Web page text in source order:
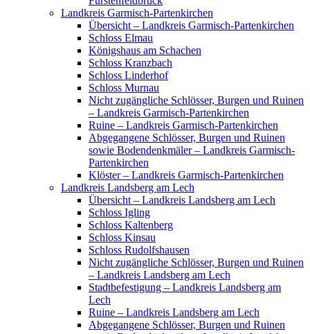
Landkreis Garmisch-Partenkirchen
Übersicht – Landkreis Garmisch-Partenkirchen
Schloss Elmau
Königshaus am Schachen
Schloss Kranzbach
Schloss Linderhof
Schloss Murnau
Nicht zugängliche Schlösser, Burgen und Ruinen
– Landkreis Garmisch-Partenkirchen
Ruine – Landkreis Garmisch-Partenkirchen
Abgegangene Schlösser, Burgen und Ruinen
sowie Bodendenkmäler – Landkreis Garmisch-
Partenkirchen
Klöster – Landkreis Garmisch-Partenkirchen
Landkreis Landsberg am Lech
Übersicht – Landkreis Landsberg am Lech
Schloss Igling
Schloss Kaltenberg
Schloss Kinsau
Schloss Rudolfshausen
Nicht zugängliche Schlösser, Burgen und Ruinen
– Landkreis Landsberg am Lech
Stadtbefestigung – Landkreis Landsberg am
Lech
Ruine – Landkreis Landsberg am Lech
Abgegangene Schlösser, Burgen und Ruinen